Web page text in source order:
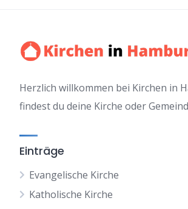
Herzlich willkommen bei Kirchen in
findest du deine Kirche oder
Einträge
Evangelische Kirche
Katholische Kirche